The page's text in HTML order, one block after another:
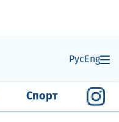
РусEng
Спорт